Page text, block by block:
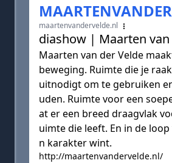
maartenvandervelde.nl
diashow | Maarten van
Maarten van der Velde
beweging. Ruimte die je
uitnodigt om te gebruiken
uden. Ruimte voor een
at er een breed draagvlak
uimte die leeft. En in de
n karakter wint.
http://maartenvandervelde.nl/